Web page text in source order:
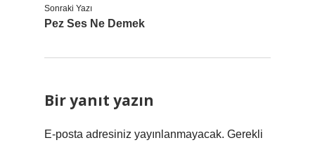
Sonraki Yazı
Pez Ses Ne Demek
Bir yanıt yazın
E-posta adresiniz yayınlanmayacak. Gerekli